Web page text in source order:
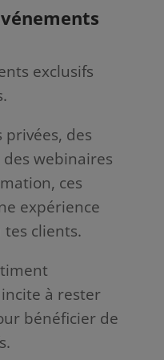
exclusifs
privées, des
webinaires
ces
expérience
clients.
à rester
bénéficier de